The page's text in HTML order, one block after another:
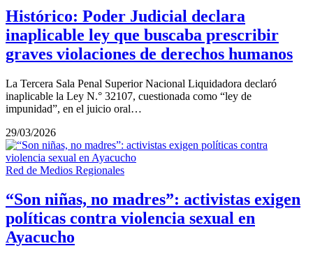
Histórico: Poder Judicial declara
inaplicable ley que buscaba prescribir
graves violaciones de derechos humanos
La Tercera Sala Penal Superior Nacional Liquidadora declaró
inaplicable la Ley N.° 32107, cuestionada como “ley de
impunidad”, en el juicio oral…
29/03/2026
Red de Medios Regionales
“Son niñas, no madres”: activistas exigen
políticas contra violencia sexual en
Ayacucho